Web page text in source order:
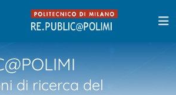
di ricerca del